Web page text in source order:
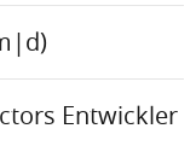
Entwickler